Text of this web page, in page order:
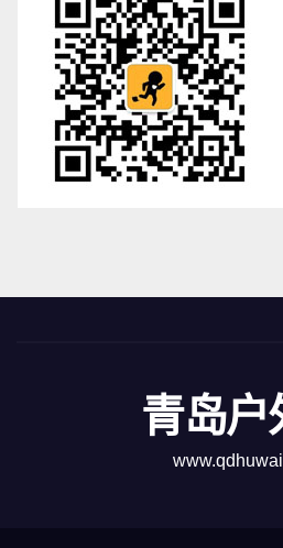
青岛户